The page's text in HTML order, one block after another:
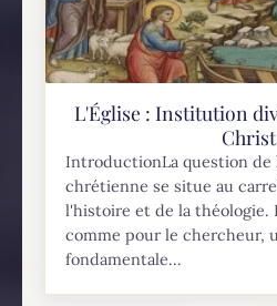
L'Église : Institution
Christ
IntroductionLa question de
chrétienne se situe au
l'histoire et de la théologie.
comme pour le chercheur,
fondamentale...